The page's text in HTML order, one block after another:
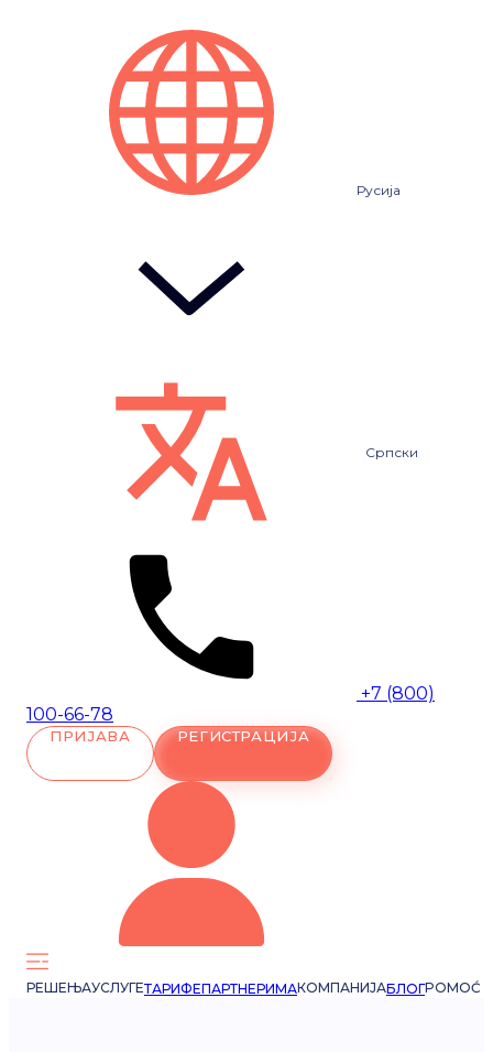
Русија
Српски
+7 (800)
100-66-78
ПРИЈАВА РЕГИСТРАЦИЈА
РЕШЕЊАУСЛУГЕТАРИФЕПАРТНЕРИМАКОМПАНИЈАБЛОГPOMOĆ